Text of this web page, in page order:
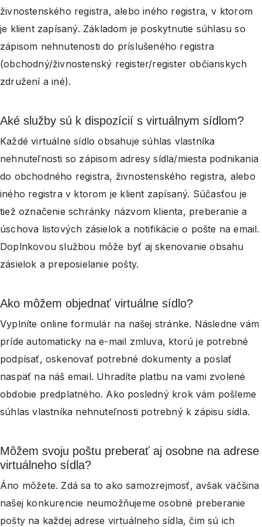
živnostenského registra, alebo iného registra, v ktorom
je klient zapísaný. Základom je poskytnutie súhlasu so
zápisom nehnutenosti do príslušeného registra
(obchodný/živnostenský register/register občianskych
združení a iné).
Aké služby sú k dispozícií s virtuálnym sídlom?
Každé virtuálne sídlo obsahuje súhlas vlastníka
nehnuteľnosti so zápisom adresy sídla/miesta podnikania
do obchodného registra, živnostenského registra, alebo
iného registra v ktorom je klient zapísaný. Súčasťou je
tiež označenie schránky názvom klienta, preberanie a
úschova listových zásielok a notifikácie o pošte na email.
Doplnkovou službou môže byť aj skenovanie obsahu
zásielok a preposielanie pošty.
Ako môžem objednať virtuálne sídlo?
Vyplníte online formulár na našej stránke. Následne vám
príde automaticky na e-mail zmluva, ktorú je potrebné
podpísať, oskenovať potrebné dokumenty a poslať
naspäť na náš email. Uhradíte platbu na vami zvolené
obdobie predplatného. Ako posledný krok vám pošleme
súhlas vlastníka nehnuteľnosti potrebný k zápisu sídla.
Môžem svoju poštu preberať aj osobne na adrese
virtuálneho sídla?
Áno môžete. Zdá sa to ako samozrejmosť, avšak väčšina
našej konkurencie neumožňujeme osobné preberanie
pošty na každej adrese virtuálneho sídla, čim sú ich